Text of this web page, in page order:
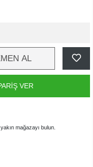
AL
VER
mağazayı bulun.